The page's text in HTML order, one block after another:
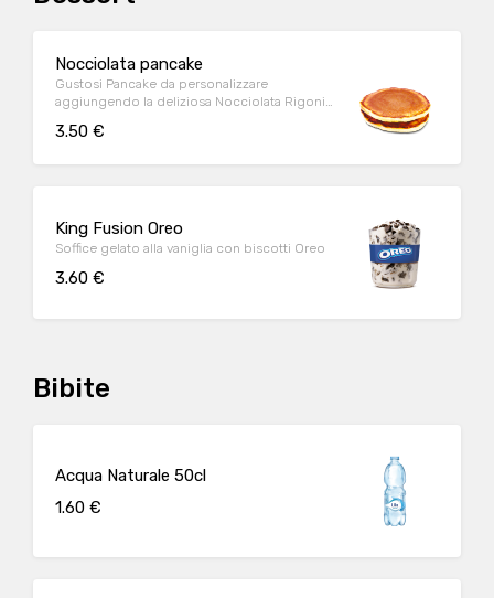
Nocciolata pancake
Gustosi Pancake da personalizzare
aggiungendo la deliziosa Nocciolata Rigoni
3.50 €
King Fusion Oreo
Soffice gelato alla vaniglia con biscotti Oreo
3.60 €
Bibite
Acqua Naturale 50cl
1.60 €